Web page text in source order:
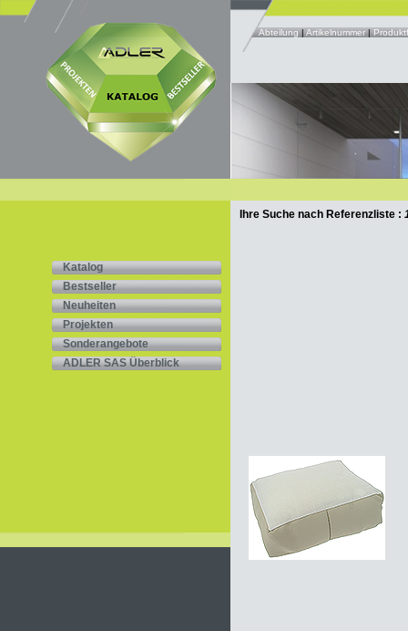
Abteilung|Artikelnummer|
Katalog
Bestseller
Neuheiten
Projekten
Sonderangebote
ADLER SAS Überblick
Ihre Suche nach Referenzliste :